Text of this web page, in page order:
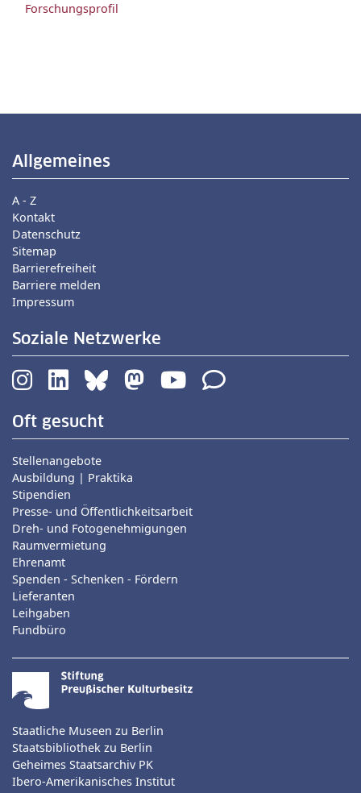
Forschungsprofil
Allgemeines
A - Z
Kontakt
Datenschutz
Sitemap
Barrierefreiheit
Barriere melden
Impressum
Soziale Netzwerke
Oft gesucht
Stellenangebote
Ausbildung | Praktika
Stipendien
Presse- und Öffentlichkeitsarbeit
Dreh- und Fotogenehmigungen
Raumvermietung
Ehrenamt
Spenden - Schenken - Fördern
Lieferanten
Leihgaben
Fundbüro
Staatliche Museen zu Berlin
Staatsbibliothek zu Berlin
Geheimes Staatsarchiv PK
Ibero-Amerikanisches Institut